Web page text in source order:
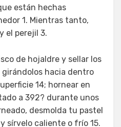
están hechas
1. Mientras tanto,
el perejil 3.
de hojaldre y sellar los
girándolos hacia dentro
14; hornear en
a 392? durante unos
desmolda tu pastel
sírvelo caliente o frío 15.